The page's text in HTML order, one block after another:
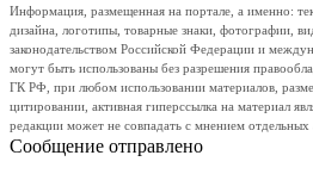
Информация, размещенная на портале, а именно:
дизайна, логотипы, товарные знаки, фотографии,
законодательством Российской Федерации и
могут быть использованы без разрешения
ГК РФ, при любом использовании материалов,
цитировании, активная гиперссылка на материал
редакции может не совпадать с мнением отдельных
Сообщение отправлено